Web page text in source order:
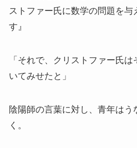
ストファー氏に数学の問題を与
す』
「それで、クリストファー氏
いてみせたと」
陰陽師の言葉に対し、青年はう
く。